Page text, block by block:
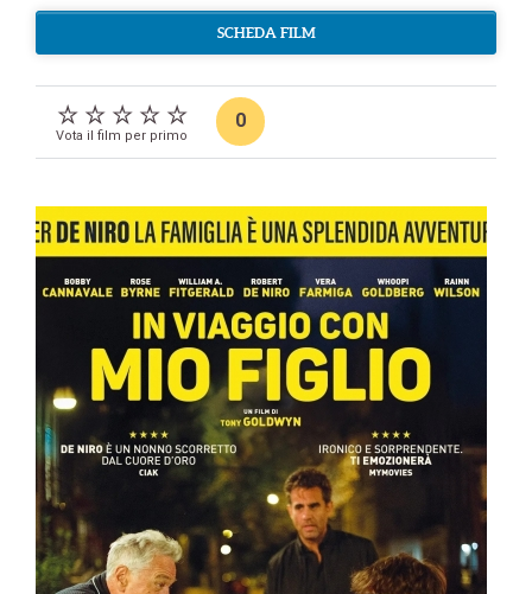
SCHEDA FILM
Vota il film per primo
0